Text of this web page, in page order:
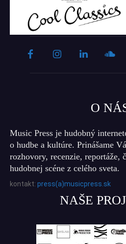
O
Music Press je hudobný
o hudbe a kultúre. Prinášame
rozhovory, recenzie, reportáže,
hudobnej scéne z celého sveta.
kontakt: press(a)musicpress.sk
NAŠE